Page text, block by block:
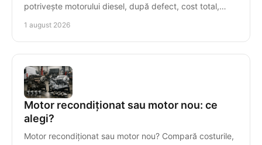
potrivește motorului diesel, după defect, cost total,
1 august 2026
Motor recondiționat sau motor nou: ce
alegi?
Motor recondiționat sau motor nou? Compară costurile,